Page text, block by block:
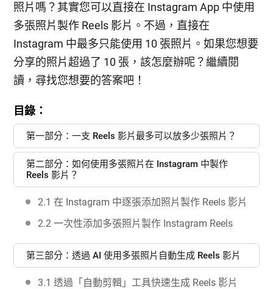
照片嗎？其實您可以直接在 Instagram App 中使用
多張照片製作 Reels 影片。不過，直接在
Instagram 中最多只能使用 10 張照片。如果您想要
分享的照片超過了 10 張，該怎麼辦呢？繼續閱
讀，尋找您想要的答案吧！
目錄：
第一部分：一支 Reels 影片最多可以放多少張照片？
第二部分：如何使用多張照片在 Instagram 中製作
Reels 影片？
2.1 在 Instagram 中逐張添加照片製作 Reels 影片
2.2 一次性添加多張照片製作 Instagram Reels
第三部分：透過 AI 使用多張照片自動生成 Reels 影片
3.1 透過「自動剪輯」工具快速生成 Reels 影片